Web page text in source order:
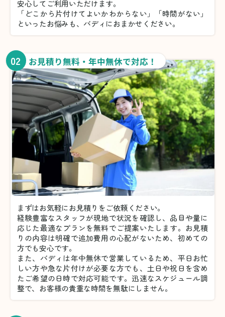
安心してご利用いただけます。
「どこから片付けてよいかわからない」「時間がない」
といったお悩みも、バディにおまかせください。
02 お見積り無料・年中無休で対応！
まずはお気軽にお見積りをご依頼ください。
経験豊富なスタッフが現地で状況を確認し、品目や量に
応じた最適なプランを無料でご提案いたします。お見積
りの内容は明確で追加費用の心配がないため、初めての
方でも安心です。
また、バディは年中無休で営業しているため、平日お忙
しい方や急な片付けが必要な方でも、土日や祝日を含め
たご希望の日時で対応可能です。迅速なスケジュール調
整で、お客様の貴重な時間を無駄にしません。